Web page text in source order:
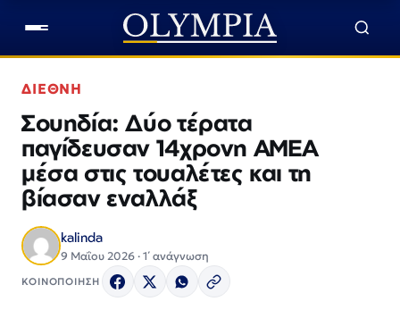
ΔΙΕΘΝΗ
Σουηδία: Δύο τέρατα
παγίδευσαν 14χρονη ΑΜΕΑ
μέσα στις τουαλέτες και τη
βίασαν εναλλάξ
kalinda
9 Μαΐου 2026 · 1΄ ανάγνωση
ΚΟΙΝΟΠΟΙΗΣΗ